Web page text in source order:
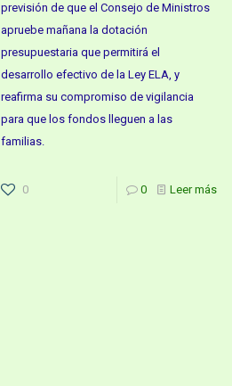
previsión de que el Consejo de Ministros
apruebe mañana la dotación
presupuestaria que permitirá el
desarrollo efectivo de la Ley ELA, y
reafirma su compromiso de vigilancia
para que los fondos lleguen a las
familias.
0 0 Leer más